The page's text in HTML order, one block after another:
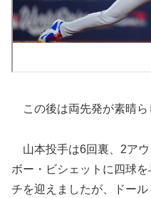
この後は両先発が素晴ら
山本投手は6回裏、2アウ
ボー・ビシェットに四球
チを迎えましたが、ドー